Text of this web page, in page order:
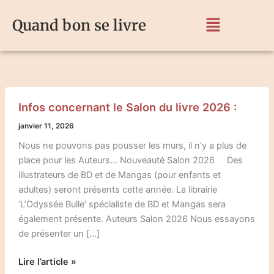
contenu
Quand bon se livre Menu
Infos concernant le Salon du livre 2026 :
janvier 11, 2026
Nous ne pouvons pas pousser les murs, il n’y a plus de
place pour les Auteurs… Nouveauté Salon 2026 Des
illustrateurs de BD et de Mangas (pour enfants et
adultes) seront présents cette année. La librairie
‘L’Odyssée Bulle’ spécialiste de BD et Mangas sera
également présente. Auteurs Salon 2026 Nous essayons
de présenter un […]
concernant
le
du
livre 2026
:
Lire l’article »